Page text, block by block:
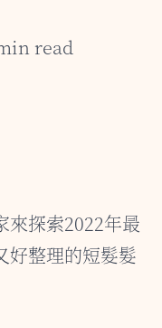
read
來探索2022年最
好整理的短髮髮